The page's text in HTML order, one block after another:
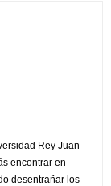
Rey Juan
encontrar en
desentrañar los